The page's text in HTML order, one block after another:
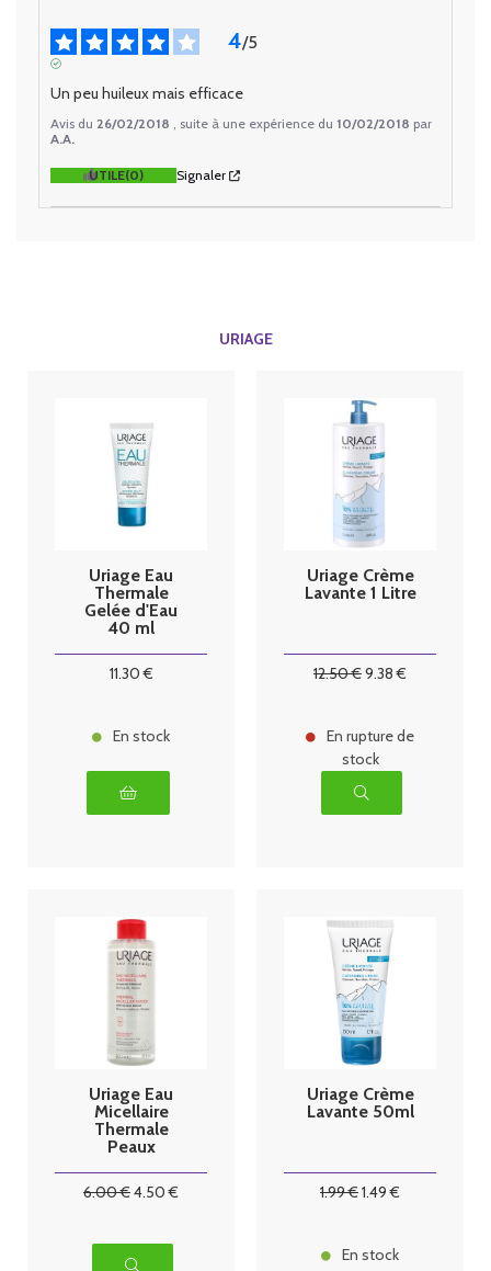
4/5
Un peu huileux mais efficace
Avis du 26/02/2018 , suite à une expérience du 10/02/2018 par
A.A.
UTILE(0) Signaler
URIAGE
Uriage Eau
Thermale
Gelée d'Eau
40 ml
11.30€
En stock
Uriage Crème
Lavante 1 Litre
12.50€9.38 €
En rupture de
stock
Uriage Eau
Micellaire
Thermale
Peaux
6.00€4.50 €
Uriage Crème
Lavante 50ml
1.99€1.49 €
En stock